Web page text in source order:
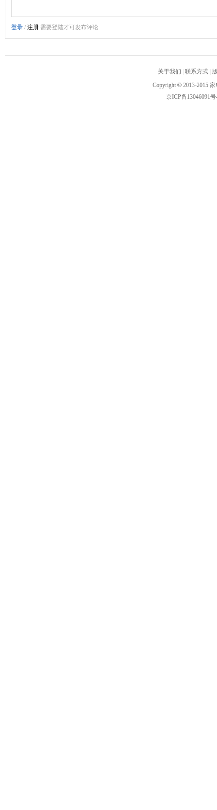
关于我们 联系方式
Copyright © 2013-2015
京ICP备13046091号